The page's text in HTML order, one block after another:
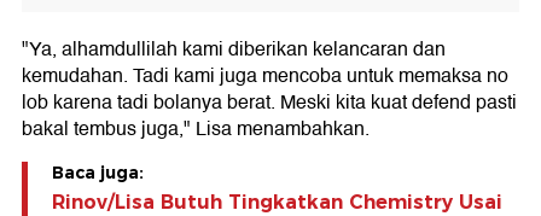
"Ya, alhamdullilah kami diberikan kelancaran dan
kemudahan. Tadi kami juga mencoba untuk memaksa no
lob karena tadi bolanya berat. Meski kita kuat defend pasti
bakal tembus juga," Lisa menambahkan.
Baca juga:
Rinov/Lisa Butuh Tingkatkan Chemistry Usai